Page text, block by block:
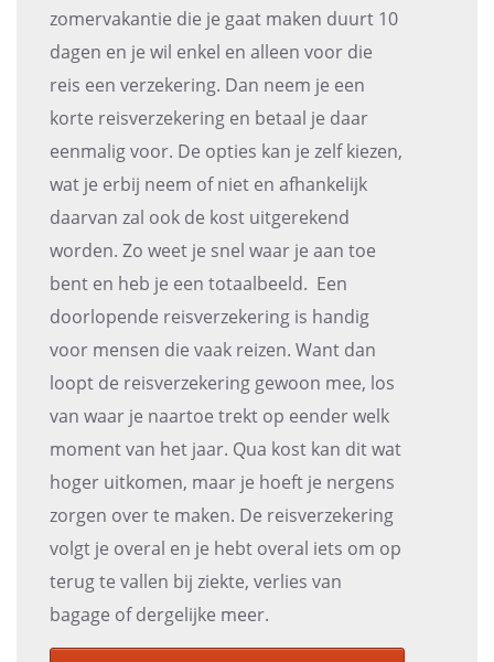
zomervakantie die je gaat maken duurt 10
dagen en je wil enkel en alleen voor die
reis een verzekering. Dan neem je een
korte reisverzekering en betaal je daar
eenmalig voor. De opties kan je zelf kiezen,
wat je erbij neem of niet en afhankelijk
daarvan zal ook de kost uitgerekend
worden. Zo weet je snel waar je aan toe
bent en heb je een totaalbeeld. Een
doorlopende reisverzekering is handig
voor mensen die vaak reizen. Want dan
loopt de reisverzekering gewoon mee, los
van waar je naartoe trekt op eender welk
moment van het jaar. Qua kost kan dit wat
hoger uitkomen, maar je hoeft je nergens
zorgen over te maken. De reisverzekering
volgt je overal en je hebt overal iets om op
terug te vallen bij ziekte, verlies van
bagage of dergelijke meer.